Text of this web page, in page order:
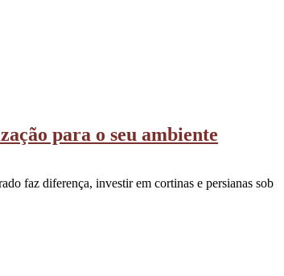
para o seu ambiente
faz diferença, investir em cortinas e persianas sob